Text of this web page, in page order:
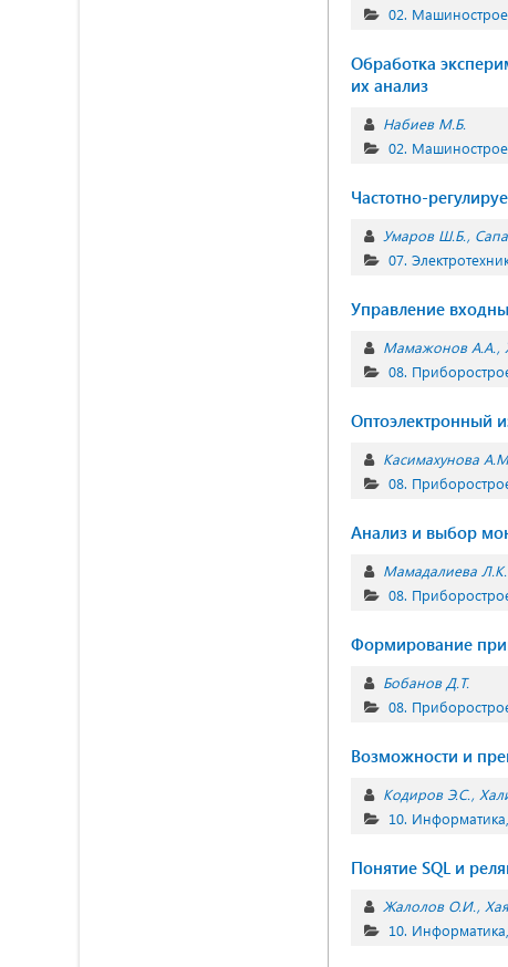
02.
Обработка
их анализ
Набиев М.Б.
02.
Частотно-
Умаров Ш.Б.
07.
Управление
Мамажонов А.А.
08.
Оптоэлектронный
Касимахунова
08.
Анализ и выбор
Мамадалиева Л.К.
08.
Формирование
Бобанов Д.Т.
08.
Возможности и
Кодиров Э.С.
10.
Понятие SQL и
Жалолов О.И.
10.